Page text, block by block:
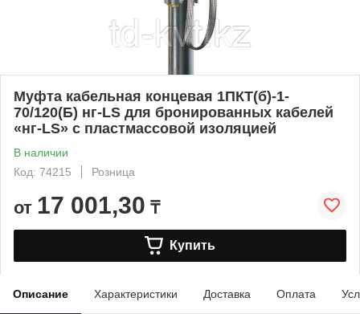
Муфта кабельная концевая 1ПКТ(б)-1-
70/120(Б) нг-LS для бронированных кабелей
«нг-LS» с пластмассовой изоляцией
В наличии
Код: 74215
Розница
от 17 001,30 ₸
Купить
Описание Характеристики Доставка Оплата